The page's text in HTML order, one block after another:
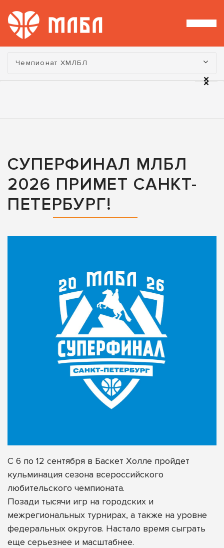
Турнир:
Чемпионат ХМЛБЛ
СУПЕРФИНАЛ МЛБЛ
2026 ПРИМЕТ САНКТ-
ПЕТЕРБУРГ!
С 6 по 12 сентября в Баскет Холле пройдет
кульминация сезона всероссийского
любительского чемпионата.
Позади тысячи игр на городских и
межрегиональных турнирах, а также на уровне
федеральных округов. Настало время сыграть
еще серьезнее и масштабнее.